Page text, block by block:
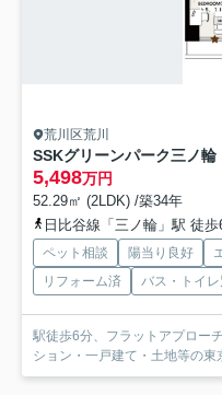
荒川区荒川
SSKグリーンパーク三ノ輪
5,498万円
52.29㎡ (2LDK) /築34年
日比谷線「三ノ輪」駅 徒歩
ペット相談 陽当り良好
リフォーム済
バス・トイレ
駅徒歩6分、フラットアプローチ！
ション・一戸建て・土地等の東